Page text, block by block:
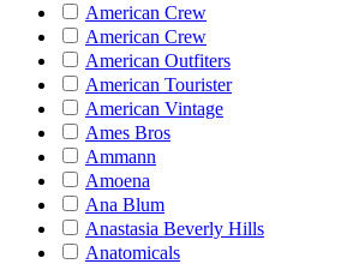
American Crew
American Crew
American Outfiters
American Tourister
American Vintage
Ames Bros
Ammann
Amoena
Ana Blum
Anastasia Beverly Hills
Anatomicals